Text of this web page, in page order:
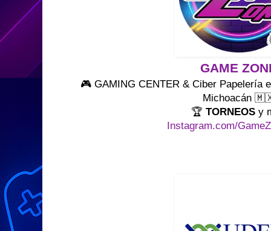
GAME
🎮 GAMING CENTER & Ciber Papelería
Michoacán
🏆TORNEOSy
Instagram.com/